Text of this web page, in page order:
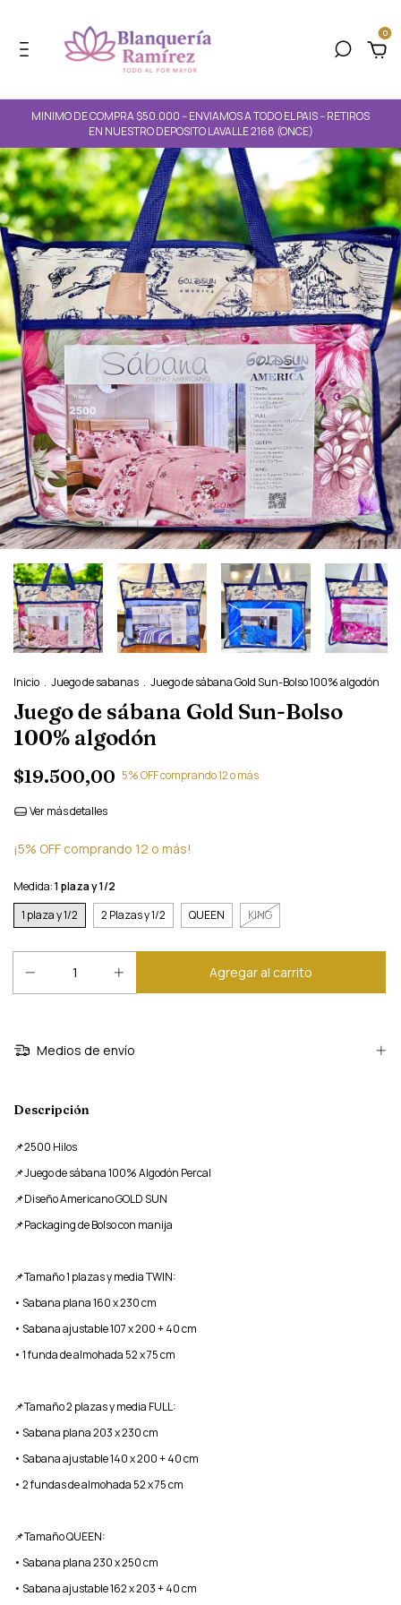
0
MINIMO DE COMPRA $50.000 -- ENVIAMOS A TODO EL PAIS -- RETIROS
EN NUESTRO DEPOSITO LAVALLE 2168 (ONCE)
Inicio . Juego de sabanas . Juego de sábana Gold Sun-Bolso 100% algodón
Juego de sábana Gold Sun-Bolso
100% algodón
$19.500,00 5% OFF comprando 12 o más
Ver más detalles
¡5% OFF comprando 12 o más!
Medida:1 plaza y 1/2
1 plaza y 1/2
2 Plazas y 1/2 QUEEN KING
Medios de envío
Descripción
📌2500 Hilos
📌Juego de sábana 100% Algodón Percal
📌Diseño Americano GOLD SUN
📌Packaging de Bolso con manija
📌Tamaño 1 plazas y media TWIN:
• Sabana plana 160 x 230 cm
• Sabana ajustable 107 x 200 + 40 cm
• 1 funda de almohada 52 x 75 cm
📌Tamaño 2 plazas y media FULL:
• Sabana plana 203 x 230 cm
• Sabana ajustable 140 x 200 + 40 cm
• 2 fundas de almohada 52 x 75 cm
📌Tamaño QUEEN:
• Sabana plana 230 x 250 cm
• Sabana ajustable 162 x 203 + 40 cm